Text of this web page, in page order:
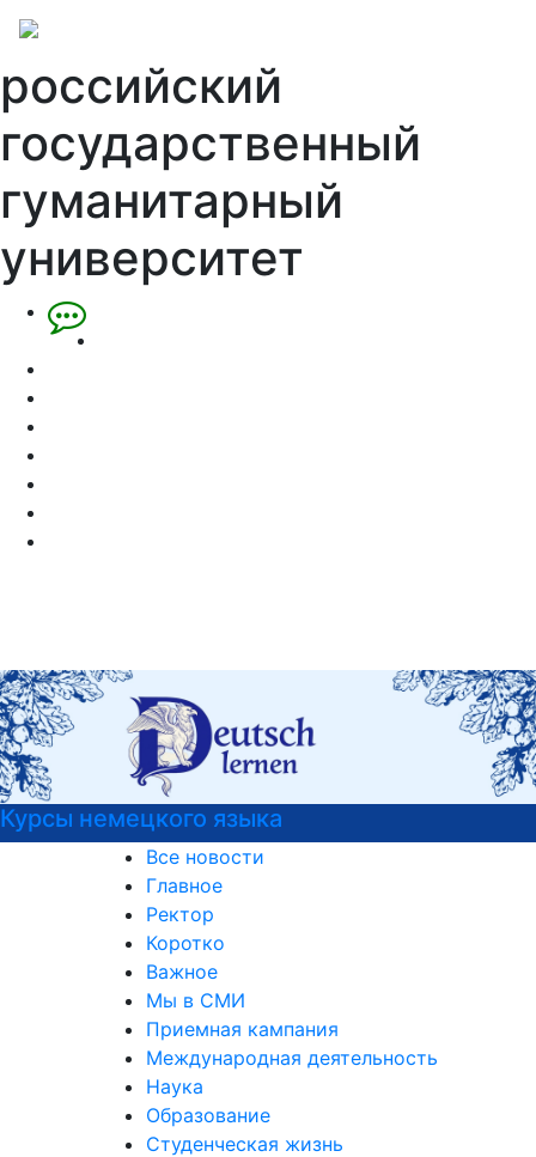
российский
государственный
гуманитарный
университет
языка
актуальных
Все новости
Главное
Ректор
Коротко
Важное
Мы в СМИ
Приемная кампания
Международная деятельность
Наука
Образование